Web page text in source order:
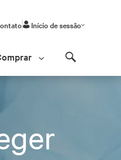
Início de sessão